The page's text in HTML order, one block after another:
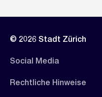
© 2026 Stadt Zürich
Social Media
Rechtliche Hinweise